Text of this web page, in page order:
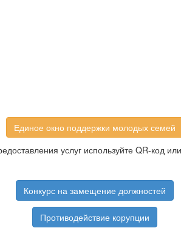
Единое окно поддержки молодых семей
услуг используйте QR-код
Конкурс на замещение должностей
Противодействие корупции